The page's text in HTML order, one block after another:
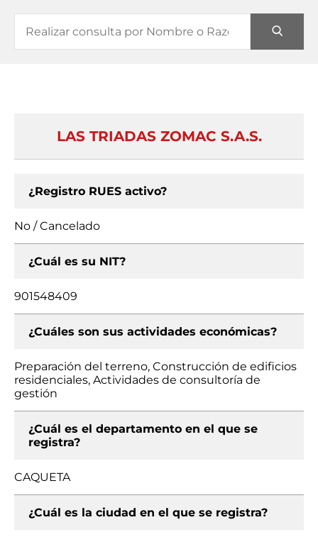
LAS TRIADAS ZOMAC S.A.S.
¿Registro RUES activo?
No / Cancelado
¿Cuál es su NIT?
901548409
¿Cuáles son sus actividades económicas?
Preparación del terreno, Construcción de edificios
residenciales, Actividades de consultoría de
gestión
¿Cuál es el departamento en el que se
registra?
CAQUETA
¿Cuál es la ciudad en el que se registra?